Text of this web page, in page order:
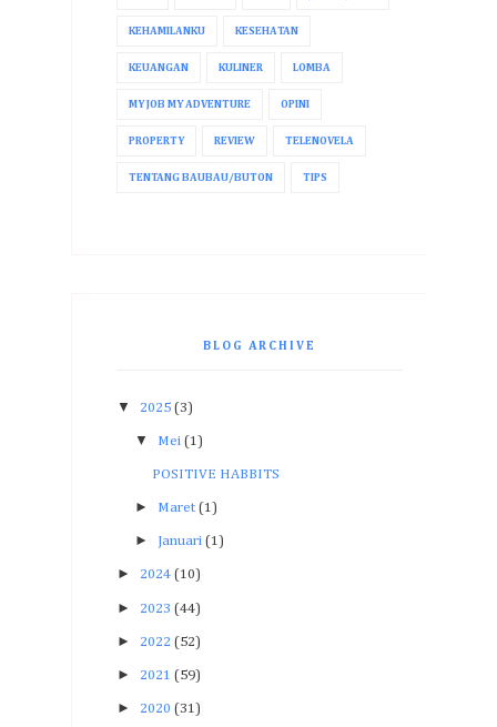
KEHAMILANKU KESEHATAN
KEUANGAN KULINER LOMBA
MY JOB MY ADVENTURE OPINI
PROPERTY REVIEW TELENOVELA
TENTANG BAUBAU/BUTON TIPS
BLOG ARCHIVE
▼ 2025 (3)
▼ Mei (1)
POSITIVE HABBITS
► Maret (1)
► Januari (1)
► 2024 (10)
► 2023 (44)
► 2022 (52)
► 2021 (59)
► 2020 (31)